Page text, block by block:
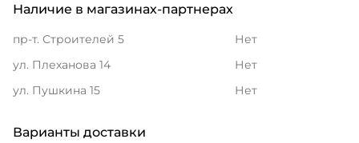
Наличие в магазинах-партнерах
пр-т. Строителей 5
Нет
ул. Плеханова 14
Нет
ул. Пушкина 15
Нет
Варианты доставки